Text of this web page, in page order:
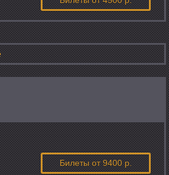
Билеты от 9400 р.